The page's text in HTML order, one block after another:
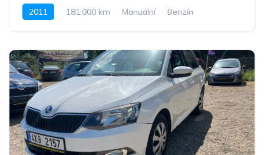
2011 181,000 km Manuální
Benzín